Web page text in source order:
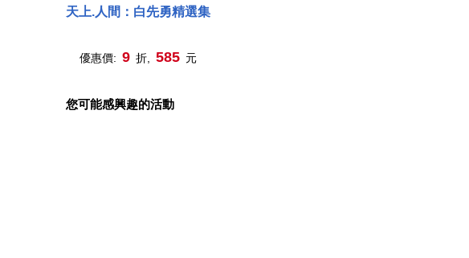
天上.人間：白先勇精選集
優惠價: 9 折, 585 元
您可能感興趣的活動